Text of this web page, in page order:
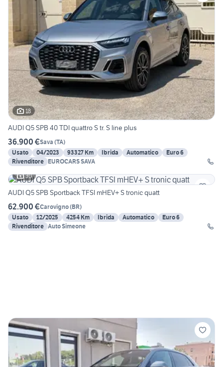
18
AUDI Q5 SPB 40 TDI quattro S tr. S line plus
36.900 €Sava (TA)
Usato
04/2023 93327 Km Ibrida Automatico
Euro 6
Rivenditore EUROCARS SAVA
30
AUDI Q5 SPB Sportback TFSI mHEV+ S tronic quatt
62.900 €Carovigno(BR)
Usato
12/2025 4254 Km Ibrida Automatico
Euro 6
Rivenditore Auto Simeone